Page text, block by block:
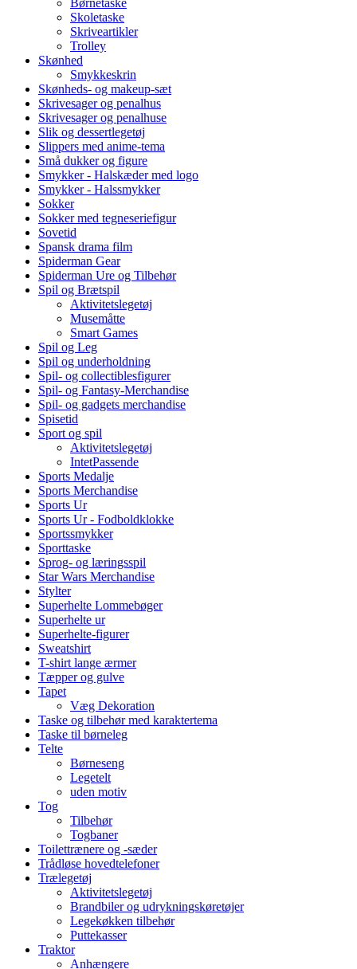
Skoletaske
Skriveartikler
Trolley
Skønhed
Smykkeskrin
Skønheds- og makeup-sæt
Skrivesager og penalhus
Skrivesager og penalhuse
Slik og dessertlegetøj
Slippers med anime-tema
Små dukker og figure
Smykker - Halskæder med logo
Smykker - Halssmykker
Sokker
Sokker med tegneseriefigur
Sovetid
Spansk drama film
Spiderman Gear
Spiderman Ure og Tilbehør
Spil og Brætspil
Aktivitetslegetøj
Musemåtte
Smart Games
Spil og Leg
Spil og underholdning
Spil- og collectiblesfigurer
Spil- og Fantasy-Merchandise
Spil- og gadgets merchandise
Spisetid
Sport og spil
Aktivitetslegetøj
IntetPassende
Sports Medalje
Sports Merchandise
Sports Ur
Sports Ur - Fodboldklokke
Sportssmykker
Sporttaske
Sprog- og læringsspil
Star Wars Merchandise
Stylter
Superhelte Lommebøger
Superhelte ur
Superhelte-figurer
Sweatshirt
T-shirt lange ærmer
Tæpper og gulve
Tapet
Væg Dekoration
Taske og tilbehør med karaktertema
Taske til børneleg
Telte
Børneseng
Legetelt
uden motiv
Tog
Tilbehør
Togbaner
Toilettrænere og -sæder
Trådløse hovedtelefoner
Trælegetøj
Aktivitetslegetøj
Brandbiler og udrykningskøretøjer
Legekøkken tilbehør
Puttekasser
Traktor
Anhængere